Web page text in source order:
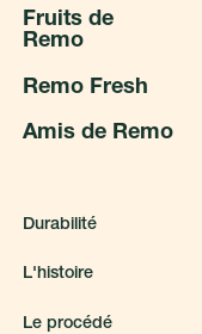
Fruits de
Remo
Remo Fresh
Amis de Remo
Durabilité
L'histoire
Le procédé